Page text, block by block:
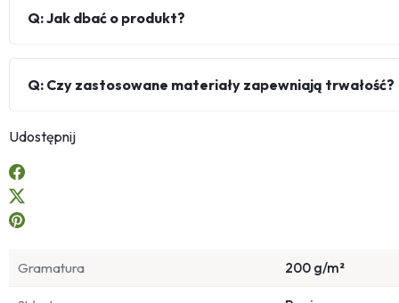
Q: Jak dbać o produkt?
Q: Czy zastosowane materiały zapewniają trwałość?
Udostępnij
Gramatura 200 g/m²